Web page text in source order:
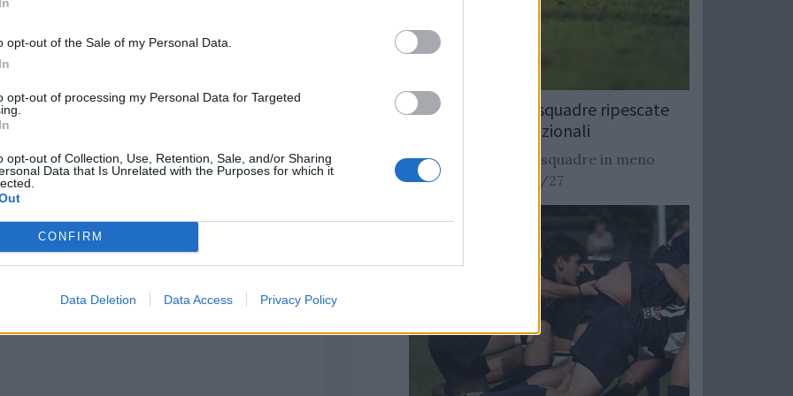
opt-out of the Sale of my Personal Data.
opt-out of processing my Personal Data for Targeted
opt-out of Collection, Use, Retention, Sale, and/or Sharing
Data that Is Unrelated with the Purposes for which it
CONFIRM
Data Deletion Data Access Privacy Policy
partita in cui avremo modo
e negli spazi. Loro sono
concreta, che si poggia
avversari e che concretizza i
per questo mettere in
ma aggressiva, per non dare
in difficoltà".
Rugby: Record di squadre ripescate
nei campionati nazionali
Si stimano oltre 20 squadre in meno
dalla stagione 2026/27